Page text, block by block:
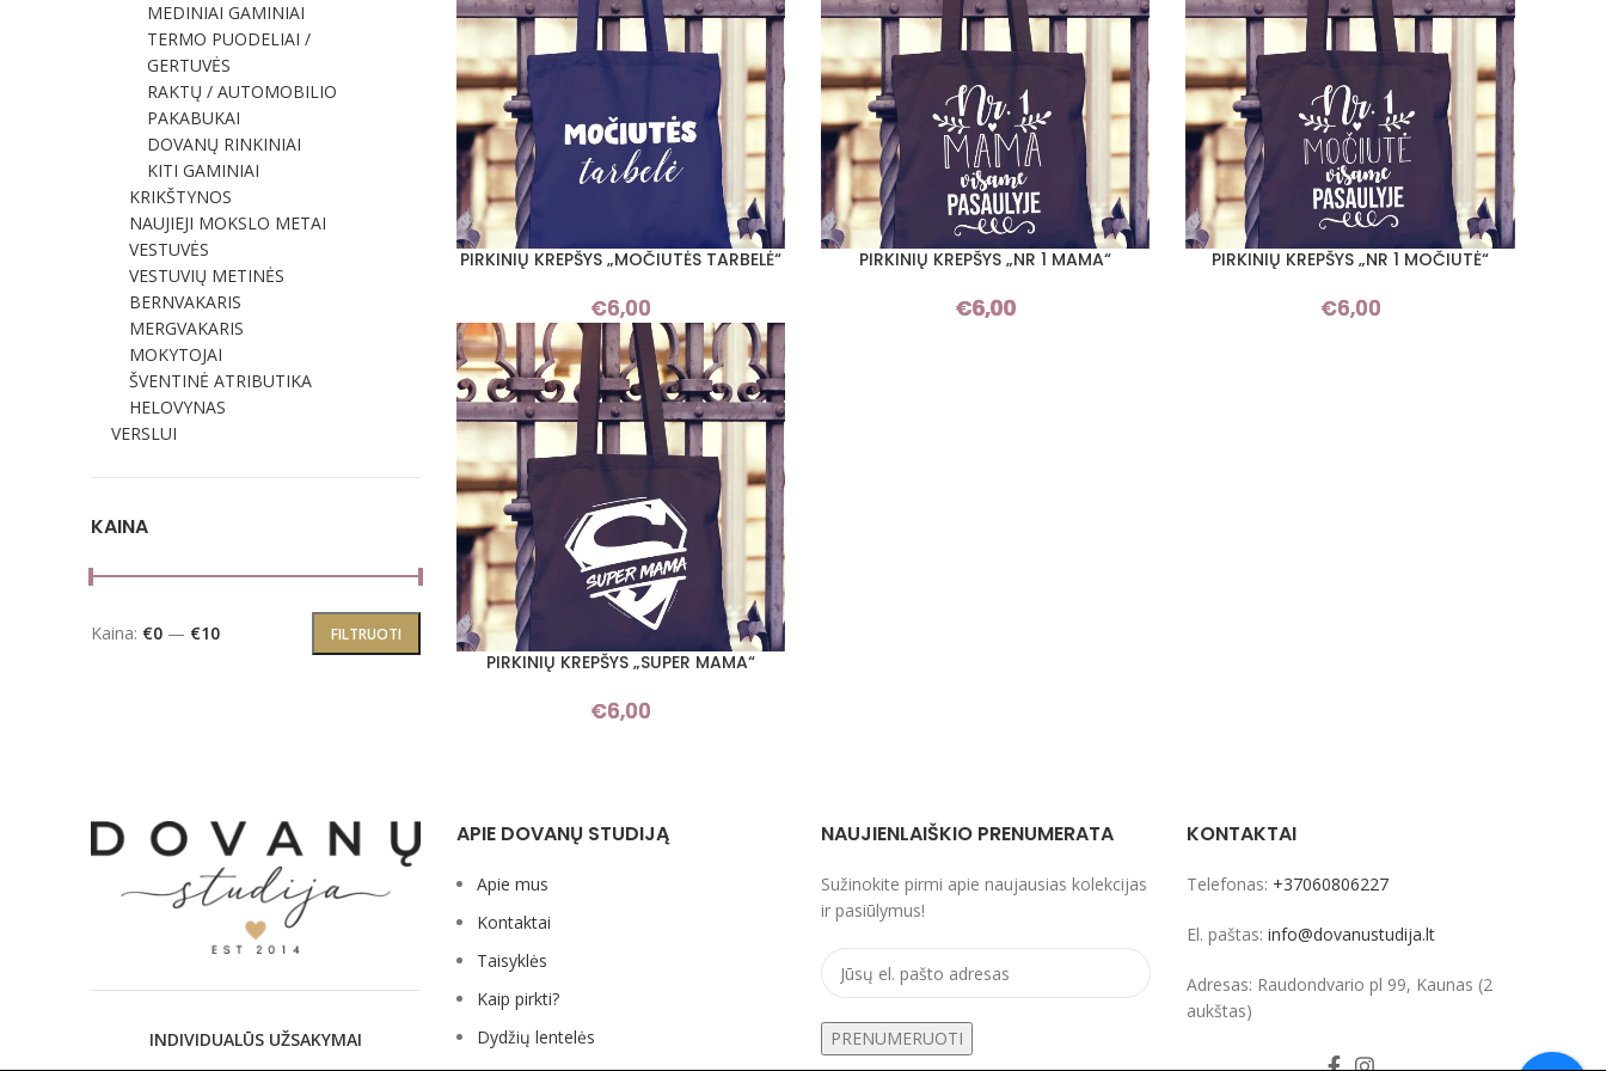
MEDINIAI GAMINIAI
TERMO PUODELIAI /
GERTUVĖS
RAKTŲ / AUTOMOBILIO
PAKABUKAI
DOVANŲ RINKINIAI
KITI GAMINIAI
KRIKŠTYNOS
NAUJIEJI MOKSLO METAI
VESTUVĖS
VESTUVIŲ METINĖS
BERNVAKARIS
MERGVAKARIS
MOKYTOJAI
ŠVENTINĖ ATRIBUTIKA
HELOVYNAS
VERSLUI
KAINA
Min kaina
Maks kaina FILTRUOTI
Kaina: €0 — €10
PASIRINKTI SAVYBES
PIRKINIŲ KREPŠYS „MOČIUTĖS TARBELĖ“
€6,00
PASIRINKTI SAVYBES
PIRKINIŲ KREPŠYS „NR 1 MAMA“
€6,00
PASIRINKTI SAVYBES
PIRKINIŲ KREPŠYS „NR 1 MOČIUTĖ“
€6,00
PASIRINKTI SAVYBES
PIRKINIŲ KREPŠYS „SUPER MAMA“
€6,00
INDIVIDUALŪS UŽSAKYMAI
APIE DOVANŲ STUDIJĄ
Apie mus
Kontaktai
Taisyklės
Kaip pirkti?
Dydžių lentelės
NAUJIENLAIŠKIO PRENUMERATA
Sužinokite pirmi apie naujausias kolekcijas
ir pasiūlymus!
KONTAKTAI
Telefonas: +37060806227
El. paštas: info@dovanustudija.lt
Adresas: Raudondvario pl 99, Kaunas (2
aukštas)